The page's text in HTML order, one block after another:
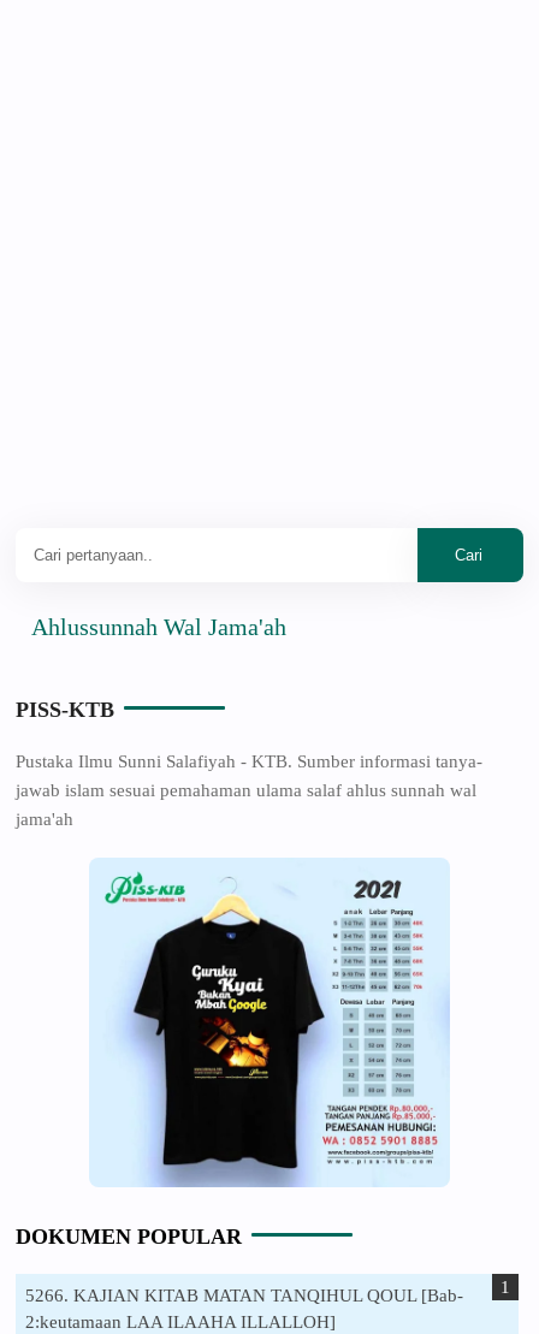
Wal Jama'ah
PISS-KTB
Pustaka Ilmu Sunni Salafiyah - KTB. Sumber informasi tanya-
jawab islam sesuai pemahaman ulama salaf ahlus sunnah wal
jama'ah
DOKUMEN POPULAR
5266. KAJIAN KITAB MATAN TANQIHUL QOUL [Bab-
2:keutamaan LAA ILAAHA ILLALLOH]